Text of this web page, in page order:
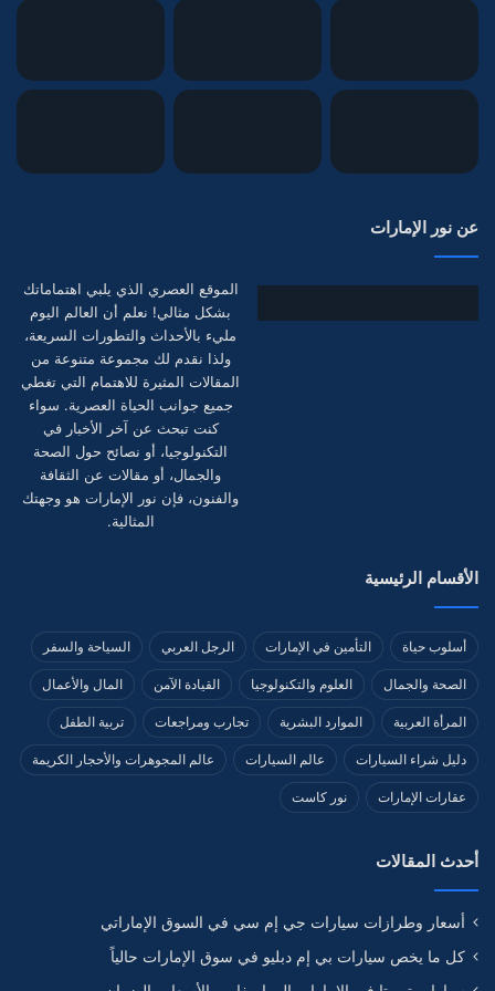
عن نور الإمارات
الموقع العصري الذي يلبي اهتماماتك
بشكل مثالي! نعلم أن العالم اليوم
مليء بالأحداث والتطورات السريعة،
ولذا نقدم لك مجموعة متنوعة من
المقالات المثيرة للاهتمام التي تغطي
جميع جوانب الحياة العصرية. سواء
كنت تبحث عن آخر الأخبار في
التكنولوجيا، أو نصائح حول الصحة
والجمال، أو مقالات عن الثقافة
والفنون، فإن نور الإمارات هو وجهتك
المثالية.
الأقسام الرئيسية
أسلوب حياة التأمين في الإمارات الرجل العربي السياحة والسفر
الصحة والجمال العلوم والتكنولوجيا القيادة الآمن المال والأعمال
المرأة العربية الموارد البشرية تجارب ومراجعات تربية الطفل
دليل شراء السيارات عالم السيارات عالم المجوهرات والأحجار الكريمة
عقارات الإمارات نور كاست
أحدث المقالات
أسعار وطرازات سيارات جي إم سي في السوق الإماراتي
كل ما يخص سيارات بي إم دبليو في سوق الإمارات حالياً